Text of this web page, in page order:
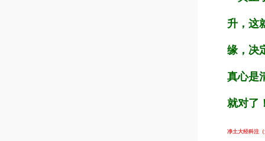
升，这
缘，决
真心是
就对了
净土大经科注